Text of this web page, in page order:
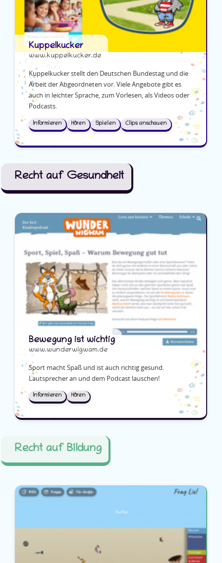
Kuppelkucker
www.kuppelkucker.de
Kuppelkucker stellt den Deutschen Bundestag und die
Arbeit der Abgeordneten vor. Viele Angebote gibt es
auch in leichter Sprache, zum Vorlesen, als Videos oder
Podcasts.
Informieren Hören Spielen Clips anschauen
Recht auf Gesundheit
Bewegung ist wichtig
www.wunderwigwam.de
Sport macht Spaß und ist auch richtig gesund.
Lautsprecher an und dem Podcast lauschen!
Informieren Hören
Recht auf Bildung